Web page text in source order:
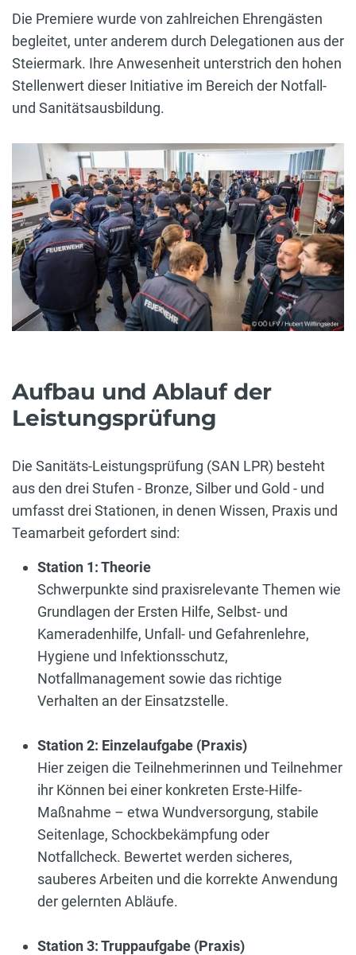
Die Premiere wurde von zahlreichen Ehrengästen
begleitet, unter anderem durch Delegationen aus der
Steiermark. Ihre Anwesenheit unterstrich den hohen
Stellenwert dieser Initiative im Bereich der Notfall-
und Sanitätsausbildung.
Aufbau und Ablauf der
Leistungsprüfung
Die Sanitäts-Leistungsprüfung (SAN LPR) besteht
aus den drei Stufen - Bronze, Silber und Gold - und
umfasst drei Stationen, in denen Wissen, Praxis und
Teamarbeit gefordert sind:
Station 1: Theorie
Schwerpunkte sind praxisrelevante Themen wie
Grundlagen der Ersten Hilfe, Selbst- und
Kameradenhilfe, Unfall- und Gefahrenlehre,
Hygiene und Infektionsschutz,
Notfallmanagement sowie das richtige
Verhalten an der Einsatzstelle.
Station 2: Einzelaufgabe (Praxis)
Hier zeigen die Teilnehmerinnen und Teilnehmer
ihr Können bei einer konkreten Erste-Hilfe-
Maßnahme – etwa Wundversorgung, stabile
Seitenlage, Schockbekämpfung oder
Notfallcheck. Bewertet werden sicheres,
sauberes Arbeiten und die korrekte Anwendung
der gelernten Abläufe.
Station 3: Truppaufgabe (Praxis)